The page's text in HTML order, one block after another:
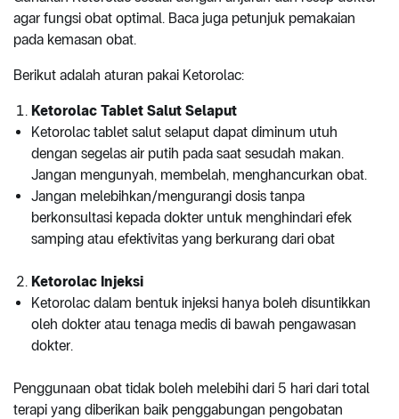
agar fungsi obat optimal. Baca juga petunjuk pemakaian
pada kemasan obat.
Berikut adalah aturan pakai Ketorolac:
Ketorolac Tablet Salut Selaput
Ketorolac tablet salut selaput dapat diminum utuh
dengan segelas air putih pada saat sesudah makan.
Jangan mengunyah, membelah, menghancurkan obat.
Jangan melebihkan/mengurangi dosis tanpa
berkonsultasi kepada dokter untuk menghindari efek
samping atau efektivitas yang berkurang dari obat
Ketorolac Injeksi
Ketorolac dalam bentuk injeksi hanya boleh disuntikkan
oleh dokter atau tenaga medis di bawah pengawasan
dokter.
Penggunaan obat tidak boleh melebihi dari 5 hari dari total
terapi yang diberikan baik penggabungan pengobatan